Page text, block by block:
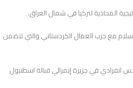
مع حزب العمال الكردستاني والتي تتضمن
الحياة في حبس انفرادي في جزيرة إيمرالي قبالة اسطنبول